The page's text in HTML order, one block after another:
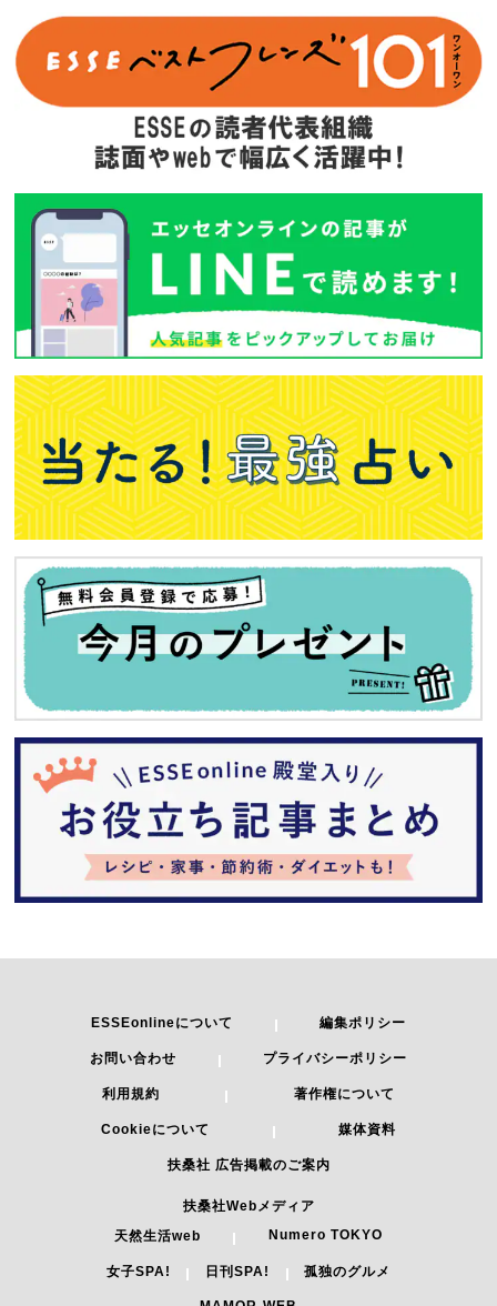
ESSEonlineについて 編集ポリシー
お問い合わせ プライバシーポリシー
利用規約 著作権について
Cookieについて 媒体資料
扶桑社 広告掲載のご案内
扶桑社Webメディア
天然生活web
Numero TOKYO
女子SPA! 日刊SPA! 孤独のグルメ